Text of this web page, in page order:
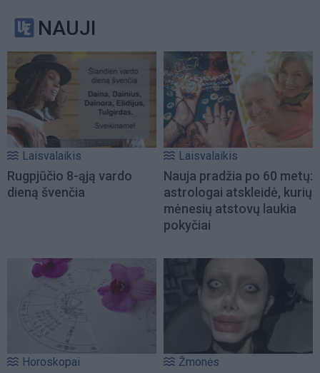
NAUJI
Laisvalaikis
Rugpjūčio 8-ąją vardo
dieną švenčia
Laisvalaikis
Nauja pradžia po 60 metų:
astrologai atskleidė, kurių
mėnesių atstovų laukia
pokyčiai
Horoskopai Žmonės